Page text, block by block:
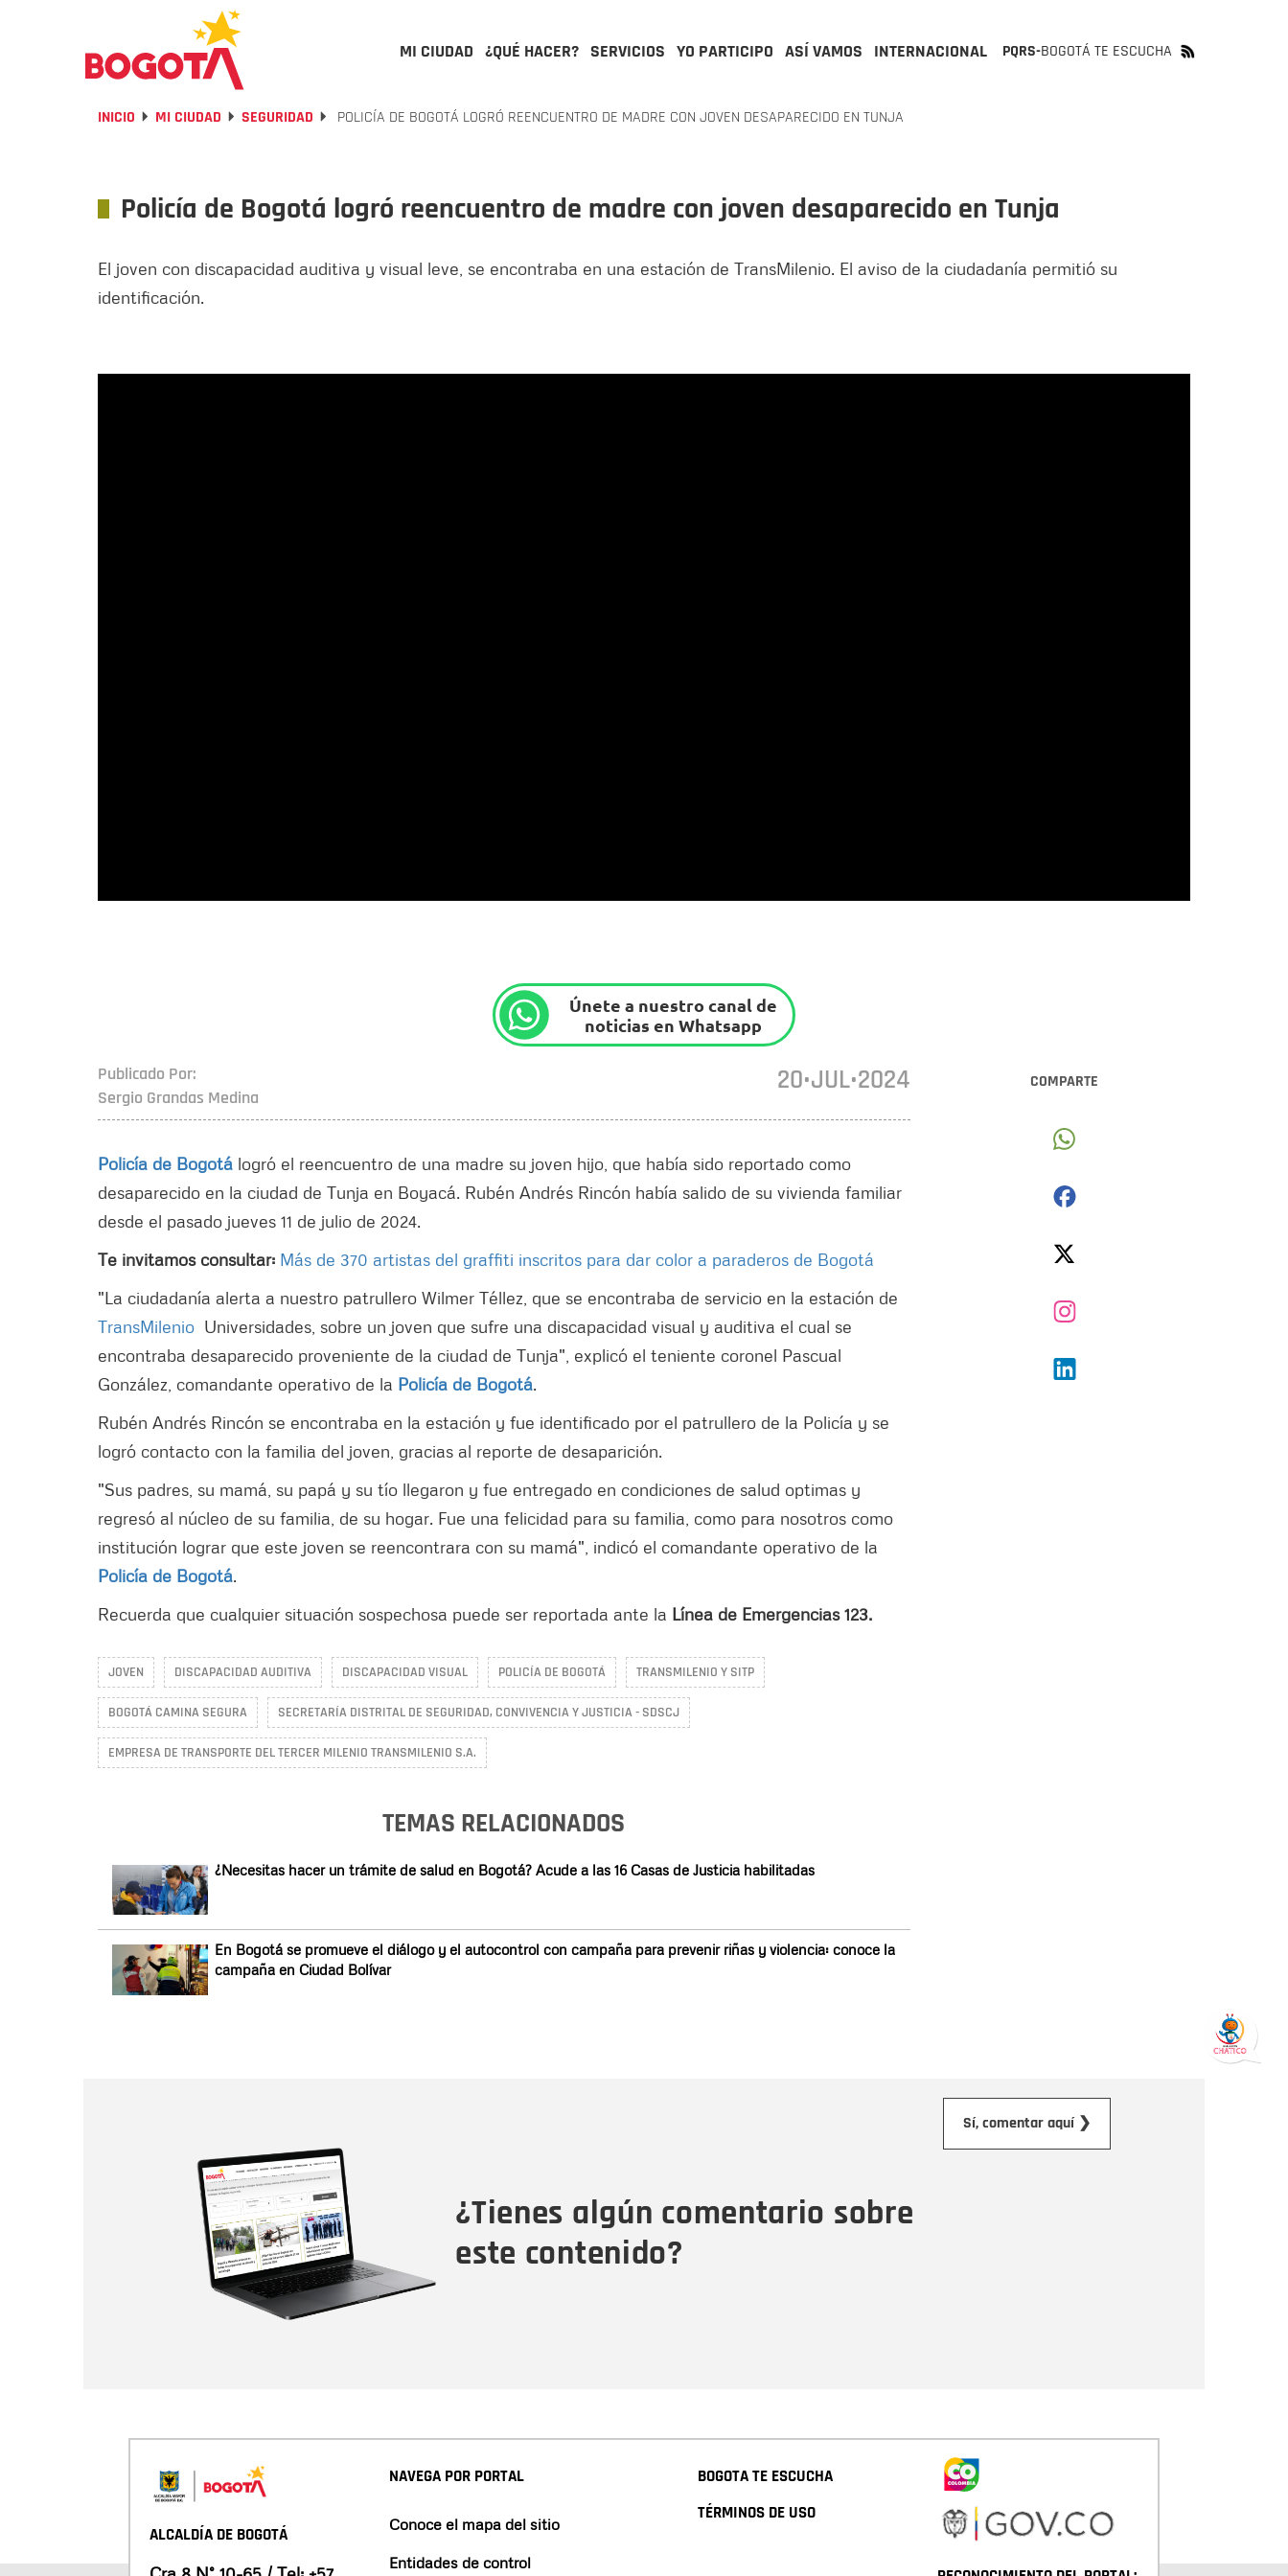
MI CIUDAD ¿QUÉ HACER? SERVICIOS YO PARTICIPO ASÍ VAMOS INTERNACIONAL PQRS-BOGOTÁ TE ESCUCHA
INICIO MI CIUDAD SEGURIDAD POLICÍA DE BOGOTÁ LOGRÓ REENCUENTRO DE MADRE CON JOVEN DESAPARECIDO EN TUNJA
Policía de Bogotá logró reencuentro de madre con joven desaparecido en Tunja
El joven con discapacidad auditiva y visual leve, se encontraba en una estación de TransMilenio. El aviso de la ciudadanía permitió su
identificación.
Únete a nuestro canal de
noticias en Whatsapp
COMPARTE
Publicado Por:
Sergio Grandas Medina
20•JUL•2024
Policía de Bogotá logró el reencuentro de una madre su joven hijo, que había sido reportado como
desaparecido en la ciudad de Tunja en Boyacá. Rubén Andrés Rincón había salido de su vivienda familiar
desde el pasado jueves 11 de julio de 2024.
Te invitamos consultar: Más de 370 artistas del graffiti inscritos para dar color a paraderos de Bogotá
"La ciudadanía alerta a nuestro patrullero Wilmer Téllez, que se encontraba de servicio en la estación de
TransMilenio Universidades, sobre un joven que sufre una discapacidad visual y auditiva el cual se
encontraba desaparecido proveniente de la ciudad de Tunja", explicó el teniente coronel Pascual
González, comandante operativo de la Policía de Bogotá.
Rubén Andrés Rincón se encontraba en la estación y fue identificado por el patrullero de la Policía y se
logró contacto con la familia del joven, gracias al reporte de desaparición.
"Sus padres, su mamá, su papá y su tío llegaron y fue entregado en condiciones de salud optimas y
regresó al núcleo de su familia, de su hogar. Fue una felicidad para su familia, como para nosotros como
institución lograr que este joven se reencontrara con su mamá", indicó el comandante operativo de la
Policía de Bogotá.
Recuerda que cualquier situación sospechosa puede ser reportada ante la Línea de Emergencias 123.
JOVEN DISCAPACIDAD AUDITIVA DISCAPACIDAD VISUAL POLICÍA DE BOGOTÁ TRANSMILENIO Y SITP
BOGOTÁ CAMINA SEGURA SECRETARÍA DISTRITAL DE SEGURIDAD, CONVIVENCIA Y JUSTICIA - SDSCJ
EMPRESA DE TRANSPORTE DEL TERCER MILENIO TRANSMILENIO S.A.
TEMAS RELACIONADOS
¿Necesitas hacer un trámite de salud en Bogotá? Acude a las 16 Casas de Justicia habilitadas
En Bogotá se promueve el diálogo y el autocontrol con campaña para prevenir riñas y violencia: conoce la
campaña en Ciudad Bolívar
¿Tienes algún comentario sobre
este contenido?
Sí, comentar aquí ❯
ALCALDÍA DE BOGOTÁ
NAVEGA POR PORTAL
Conoce el mapa del sitio
Entidades de control
BOGOTA TE ESCUCHA
TÉRMINOS DE USO